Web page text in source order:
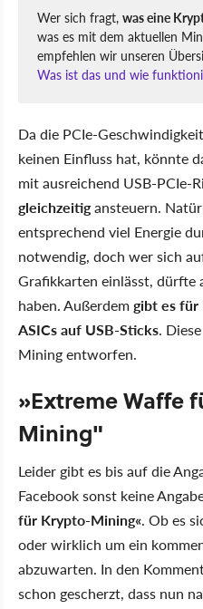
Wer sich fragt, was eine
was es mit dem aktuellen
empfehlen wir unseren
Was ist das und wie
Da die PCIe-
keinen Einfluss hat, könnte
mit ausreichend USB-PCIe-
gleichzeitigansteuern.
entsprechend viel Energie
notwendig, doch wer sich
Grafikkarten einlässt, dürfte
haben. Außerdemgibt es für
ASICs auf USB-Sticks.
Mining entworfen.
»Extreme Waffe
Mining"
Leider gibt es bis auf die
Facebook sonst keine
für Krypto-Mining«. Ob es
oder wirklich um ein
abzuwarten. In den
schon gescherzt, dass nun